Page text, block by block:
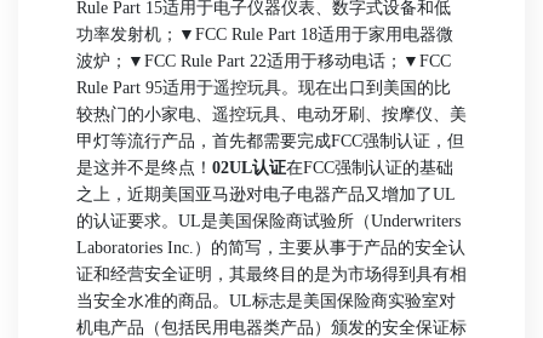
Rule Part 15适用于电子仪器仪表、数字式设备和低
功率发射机； ▼FCC Rule Part 18适用于家用电器微
波炉； ▼FCC Rule Part 22适用于移动电话； ▼FCC
Rule Part 95适用于遥控玩具。 现在出口到美国的比
较热门的小家电、遥控玩具、电动牙刷、按摩仪、美
甲灯等流行产品，首先都需要完成FCC强制认证，但
是这并不是终点！ 02UL认证在FCC强制认证的基础
之上，近期美国亚马逊对电子电器产品又增加了UL
的认证要求。UL是美国保险商试验所（Underwriters
Laboratories Inc.）的简写，主要从事于产品的安全认
证和经营安全证明，其最终目的是为市场得到具有相
当安全水准的商品。UL标志是美国保险商实验室对
机电产品（包括民用电器类产品）颁发的安全保证标